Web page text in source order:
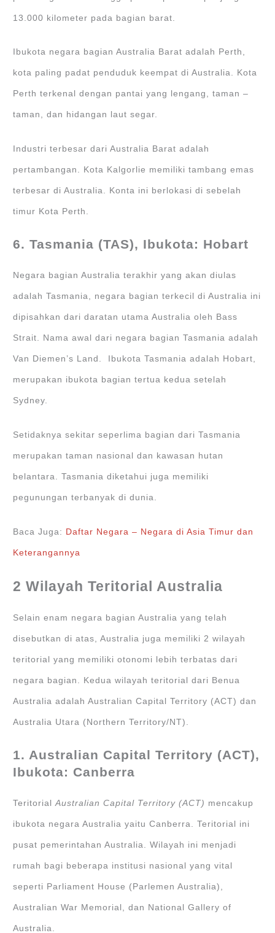
13.000 kilometer pada bagian barat.
Ibukota negara bagian Australia Barat adalah Perth,
kota paling padat penduduk keempat di Australia. Kota
Perth terkenal dengan pantai yang lengang, taman –
taman, dan hidangan laut segar.
Industri terbesar dari Australia Barat adalah
pertambangan. Kota Kalgorlie memiliki tambang emas
terbesar di Australia. Konta ini berlokasi di sebelah
timur Kota Perth.
6. Tasmania (TAS), Ibukota: Hobart
Negara bagian Australia terakhir yang akan diulas
adalah Tasmania, negara bagian terkecil di Australia ini
dipisahkan dari daratan utama Australia oleh Bass
Strait. Nama awal dari negara bagian Tasmania adalah
Van Diemen’s Land. Ibukota Tasmania adalah Hobart,
merupakan ibukota bagian tertua kedua setelah
Sydney.
Setidaknya sekitar seperlima bagian dari Tasmania
merupakan taman nasional dan kawasan hutan
belantara. Tasmania diketahui juga memiliki
pegunungan terbanyak di dunia.
Baca Juga: Daftar Negara – Negara di Asia Timur dan
Keterangannya
2 Wilayah Teritorial Australia
Selain enam negara bagian Australia yang telah
disebutkan di atas, Australia juga memiliki 2 wilayah
teritorial yang memiliki otonomi lebih terbatas dari
negara bagian. Kedua wilayah teritorial dari Benua
Australia adalah Australian Capital Territory (ACT) dan
Australia Utara (Northern Territory/NT).
1. Australian Capital Territory (ACT),
Ibukota: Canberra
TeritorialAustralian Capital Territory (ACT) mencakup
ibukota negara Australia yaitu Canberra. Teritorial ini
pusat pemerintahan Australia. Wilayah ini menjadi
rumah bagi beberapa institusi nasional yang vital
seperti Parliament House (Parlemen Australia),
Australian War Memorial, dan National Gallery of
Australia.